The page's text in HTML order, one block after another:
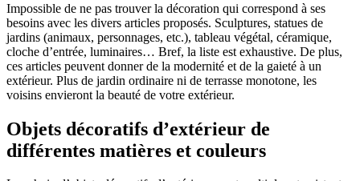
Impossible de ne pas trouver la décoration qui correspond à ses
besoins avec les divers articles proposés. Sculptures, statues de
jardins (animaux, personnages, etc.), tableau végétal, céramique,
cloche d’entrée, luminaires… Bref, la liste est exhaustive. De plus,
ces articles peuvent donner de la modernité et de la gaieté à un
extérieur. Plus de jardin ordinaire ni de terrasse monotone, les
voisins envieront la beauté de votre extérieur.
Objets décoratifs d’extérieur de
différentes matières et couleurs